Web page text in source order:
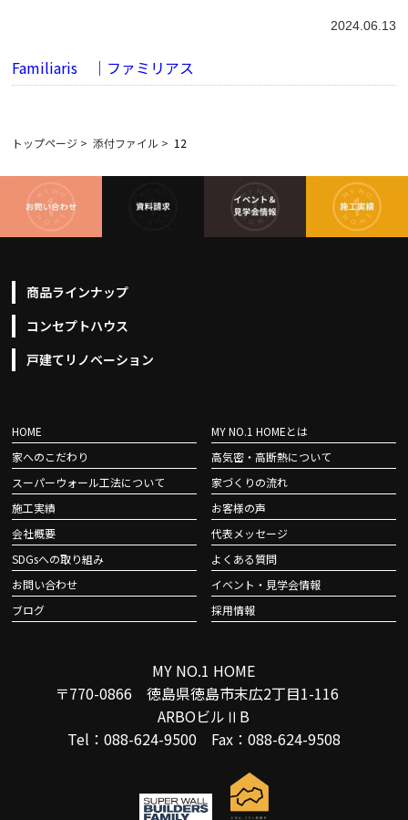
2024.06.13
Familiaris ｜ファミリアス
トップページ > 添付ファイル > 12
商品ラインナップ
コンセプトハウス
戸建てリノベーション
HOME
MY NO.1 HOMEとは
家へのこだわり
高気密・高断熱について
スーパーウォール工法について
家づくりの流れ
施工実績
お客様の声
会社概要
代表メッセージ
SDGsへの取り組み
よくある質問
お問い合わせ
イベント・見学会情報
ブログ
採用情報
MY NO.1 HOME
〒770-0866 徳島県徳島市末広2丁目1-116
ARBOビルⅡB
Tel：088-624-9500 Fax：088-624-9508